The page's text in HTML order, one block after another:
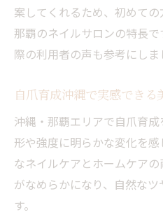
案してくれるため、初めて
那覇のネイルサロンの特長
際の利用者の声も参考にしま
自爪育成沖縄で実感できる
沖縄・那覇エリアで自爪育
形や強度に明らかな変化を
なネイルケアとホームケア
がなめらかになり、自然な
す。